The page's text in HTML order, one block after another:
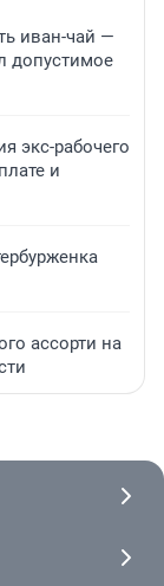
иван-чай —
допустимое
экс-рабочего
и
ассорти на